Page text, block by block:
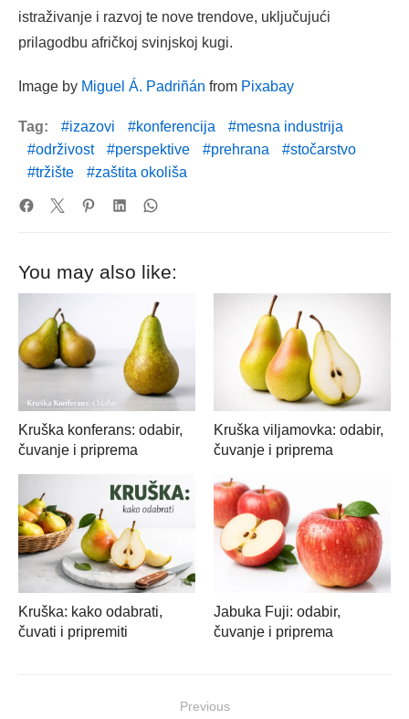
istraživanje i razvoj te nove trendove, uključujući
prilagodbu afričkoj svinjskoj kugi.
Image by Miguel Á. Padriñán from Pixabay
Tag: izazovi konferencija
mesna industrija
održivost
perspektive prehrana
stočarstvo
tržište
zaštita okoliša
You may also like:
Kruška konferans: odabir,
čuvanje i priprema
Kruška viljamovka: odabir,
čuvanje i priprema
Kruška: kako odabrati,
čuvati i pripremiti
Jabuka Fuji: odabir,
čuvanje i priprema
Previous